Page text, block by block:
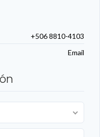
+506 8810-4103
Email